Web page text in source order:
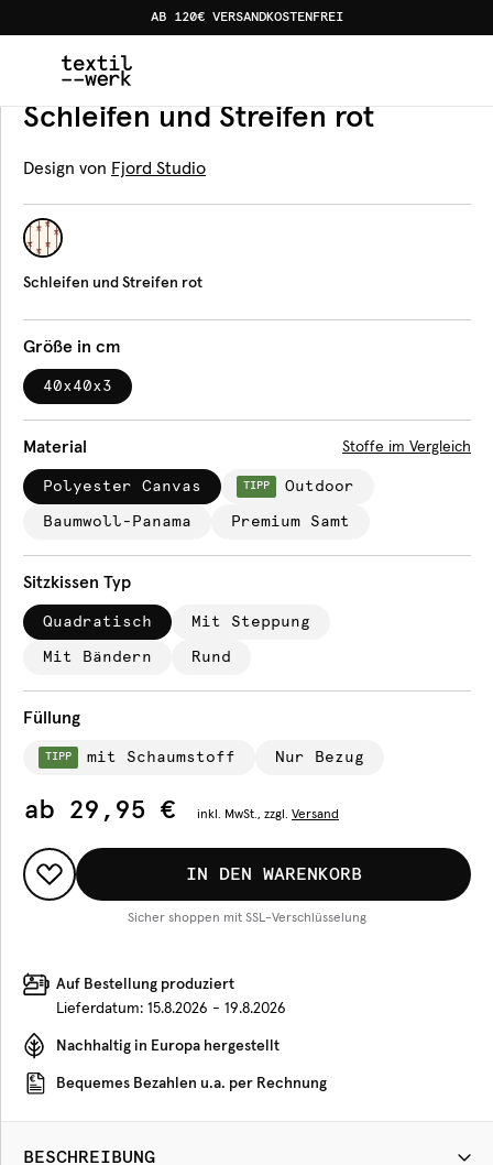
AB 120€ VERSANDKOSTENFREI
Produkte Sitzkissen Schleifen und Streifen rot
Sitzkissen
Schleifen und Streifen rot
Design von Fjord Studio
Schleifen und Streifen rot
Größe in cm
40x40x3
Material Stoffe im Vergleich
Polyester Canvas TIPP Outdoor
Baumwoll-Panama Premium Samt
Sitzkissen Typ
Quadratisch Mit Steppung
Mit Bändern Rund
Füllung
TIPP mit Schaumstoff Nur Bezug
ab 29,95 € inkl. MwSt., zzgl. Versand
IN DEN WARENKORB
Sicher shoppen mit SSL-Verschlüsselung
Auf Bestellung produziert
Lieferdatum: 15.8.2026 - 19.8.2026
Nachhaltig in Europa hergestellt
Bequemes Bezahlen u.a. per Rechnung
BESCHREIBUNG